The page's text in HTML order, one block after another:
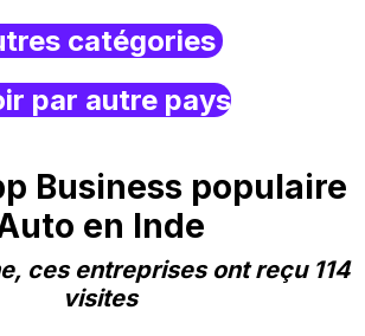
catégories
par autre pays
Business populaire
en Inde
ces entreprises ont reçu 114
visites